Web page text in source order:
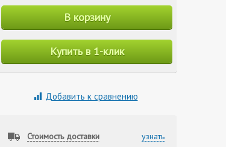
В корзину
Купить в 1-клик
Добавить к сравнению
Стоимость доставки
узнать